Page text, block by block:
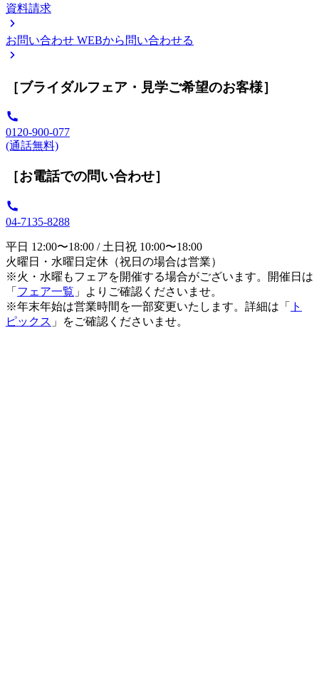
資料請求
お問い合わせ WEBから問い合わせる
［ブライダルフェア・見学ご希望のお客様］
0120-900-077
(通話無料)
［お電話での問い合わせ］
04-7135-8288
平日 12:00〜18:00 / 土日祝 10:00〜18:00
火曜日・水曜日定休（祝日の場合は営業）
※火・水曜もフェアを開催する場合がございます。開催日は
「 フェア一覧 」よりご確認くださいませ。
※年末年始は営業時間を一部変更いたします。詳細は「
ト
ピックス 」をご確認くださいませ。